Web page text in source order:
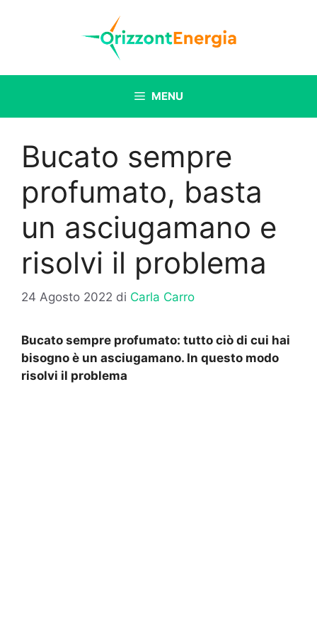
MENU
Bucato sempre
profumato, basta
un asciugamano e
risolvi il problema
24 Agosto 2022 di Carla Carro
Bucato sempre profumato: tutto ciò di cui hai
bisogno è un asciugamano. In questo modo
risolvi il problema